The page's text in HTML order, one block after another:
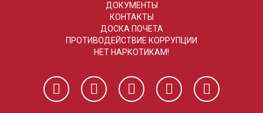
ДОКУМЕНТЫ
КОНТАКТЫ
ДОСКА ПОЧЕТА
ПРОТИВОДЕЙСТВИЕ КОРРУПЦИИ
НЕТ НАРКОТИКАМ!